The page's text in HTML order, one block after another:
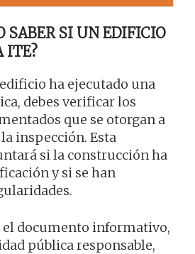
SABER SI UN EDIFICIO
ITE?
ha ejecutado una
debes verificar los
que se otorgan a
inspección. Esta
si la construcción ha
y si se han
el documento informativo,
pública responsable,